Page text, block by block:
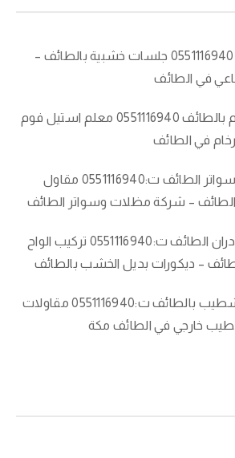
برجولات الطائف 0551116940 جلسات خشبية بالطائف –
في الطائف
تركيب ستيل فوم بالطائف 0551116940 معلم استيل فوم
في الطائف
تركيب مظلات وسواتر الطائف ت:0551116940 مقاول
– شركة مظلات وسواتر الطائف
بديل الخشب للجدران الطائف ت:0551116940 تركيب الواح
– ديكورات بديل الخشب بالطائف
مقاول ترميم وتشطيب بالطائف ت:0551116940 مقاولات
خارجي في الطائف مكة